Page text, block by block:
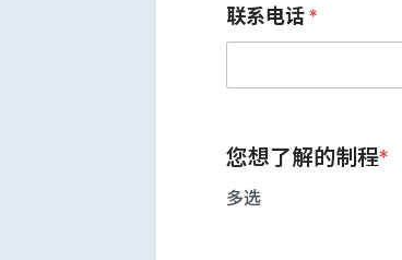
联系电话*
您想了解的制程*
多选